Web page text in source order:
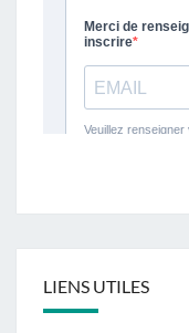
LIENS UTILES